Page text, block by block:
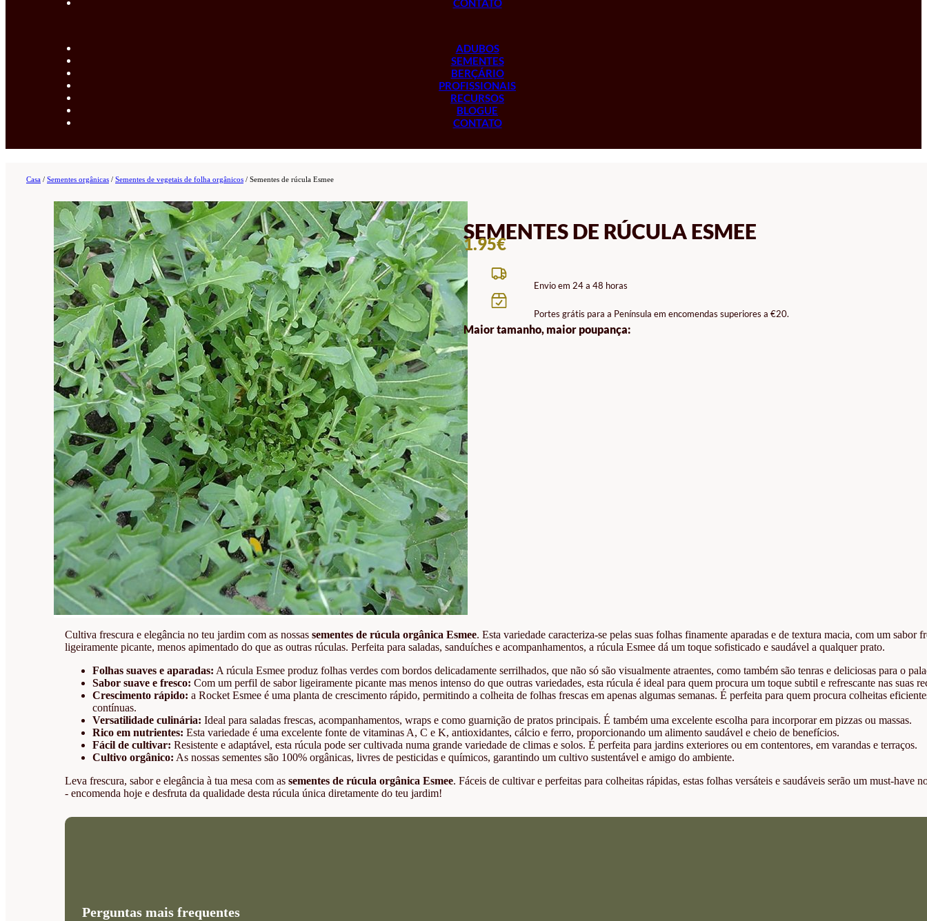
CONTATO
ADUBOS
SEMENTES
BERÇÁRIO
PROFISSIONAIS
RECURSOS
BLOGUE
CONTATO
Casa / Sementes orgânicas / Sementes de vegetais de folha orgânicos / Sementes de rúcula Esmee
SEMENTES DE RÚCULA ESMEE
1.95€
Envio em 24 a 48 horas
Portes grátis para a Península em encomendas superiores a €20.
Maior tamanho, maior poupança:
Cultiva frescura e elegância no teu jardim com as nossassementes de rúcula orgânica Esmee. Esta variedade caracteriza-se pelas suas folhas finamente aparadas e de textura macia, com um sabor
ligeiramente picante, menos apimentado do que as outras rúculas. Perfeita para saladas, sanduíches e acompanhamentos, a rúcula Esmee dá um toque sofisticado e saudável a qualquer prato.
Folhas suaves e aparadas: A rúcula Esmee produz folhas verdes com bordos delicadamente serrilhados, que não só são visualmente atraentes, como também são tenras e deliciosas para o
Sabor suave e fresco: Com um perfil de sabor ligeiramente picante mas menos intenso do que outras variedades, esta rúcula é ideal para quem procura um toque subtil e refrescante nas suas
Crescimento rápido: a Rocket Esmee é uma planta de crescimento rápido, permitindo a colheita de folhas frescas em apenas algumas semanas. É perfeita para quem procura colheitas
contínuas.
Versatilidade culinária: Ideal para saladas frescas, acompanhamentos, wraps e como guarnição de pratos principais. É também uma excelente escolha para incorporar em pizzas ou massas.
Rico em nutrientes: Esta variedade é uma excelente fonte de vitaminas A, C e K, antioxidantes, cálcio e ferro, proporcionando um alimento saudável e cheio de benefícios.
Fácil de cultivar: Resistente e adaptável, esta rúcula pode ser cultivada numa grande variedade de climas e solos. É perfeita para jardins exteriores ou em contentores, em varandas e terraços.
Cultivo orgânico: As nossas sementes são 100% orgânicas, livres de pesticidas e químicos, garantindo um cultivo sustentável e amigo do ambiente.
Leva frescura, sabor e elegância à tua mesa com assementes de rúcula orgânica Esmee. Fáceis de cultivar e perfeitas para colheitas rápidas, estas folhas versáteis e saudáveis serão um must-have
- encomenda hoje e desfruta da qualidade desta rúcula única diretamente do teu jardim!
Perguntas mais frequentes